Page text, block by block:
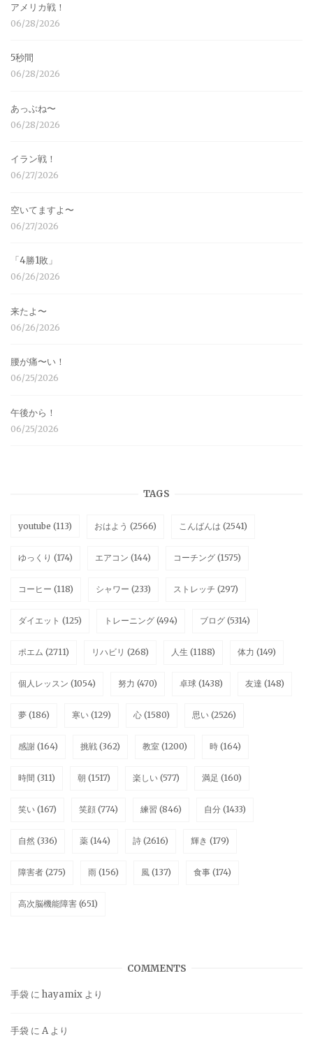
アメリカ戦！
06/28/2026
5秒間
06/28/2026
あっぶね〜
06/28/2026
イラン戦！
06/27/2026
空いてますよ〜
06/27/2026
「4勝1敗」
06/26/2026
来たよ〜
06/26/2026
腰が痛〜い！
06/25/2026
午後から！
06/25/2026
TAGS
youtube (113) おはよう (2566) こんばんは (2541)
ゆっくり (174) エアコン (144) コーチング (1575)
コーヒー (118) シャワー (233) ストレッチ (297)
ダイエット (125) トレーニング (494) ブログ (5314)
ポエム (2711) リハビリ (268) 人生 (1188) 体力 (149)
個人レッスン (1054) 努力 (470) 卓球 (1438) 友達 (148)
夢 (186) 寒い (129) 心 (1580) 思い (2526)
感謝 (164) 挑戦 (362) 教室 (1200) 時 (164)
時間 (311) 朝 (1517) 楽しい (577) 満足 (160)
笑い (167) 笑顔 (774) 練習 (846) 自分 (1433)
自然 (336) 薬 (144) 詩 (2616) 輝き (179)
障害者 (275) 雨 (156) 風 (137) 食事 (174)
高次脳機能障害 (651)
COMMENTS
手袋 に hayamix より
手袋 に Aより